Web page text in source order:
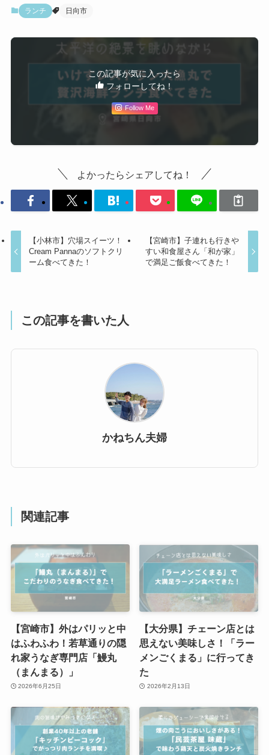
ランチ 日向市
この記事が気に入ったら
フォローしてね！
Follow Me
よかったらシェアしてね！
【小林市】穴場スイーツ！
Cream Pannaのソフトクリ
ーム食べてきた！
【宮崎市】子連れも行きや
すい和食屋さん「和が家」
で満足ご飯食べてきた！
この記事を書いた人
かねちん夫婦
関連記事
【宮崎市】外はパリッと中
はふわふわ！若草通りの隠
れ家うなぎ専門店「鰻丸
（まんまる）」
2026年6月25日
【大分県】チェーン店とは
思えない美味しさ！「ラー
メンごくまる」に行ってき
た
2026年2月13日